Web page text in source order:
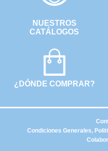
NUESTROS
CATÁLOGOS
¿DÓNDE COMPRAR?
Condiciones Generales,